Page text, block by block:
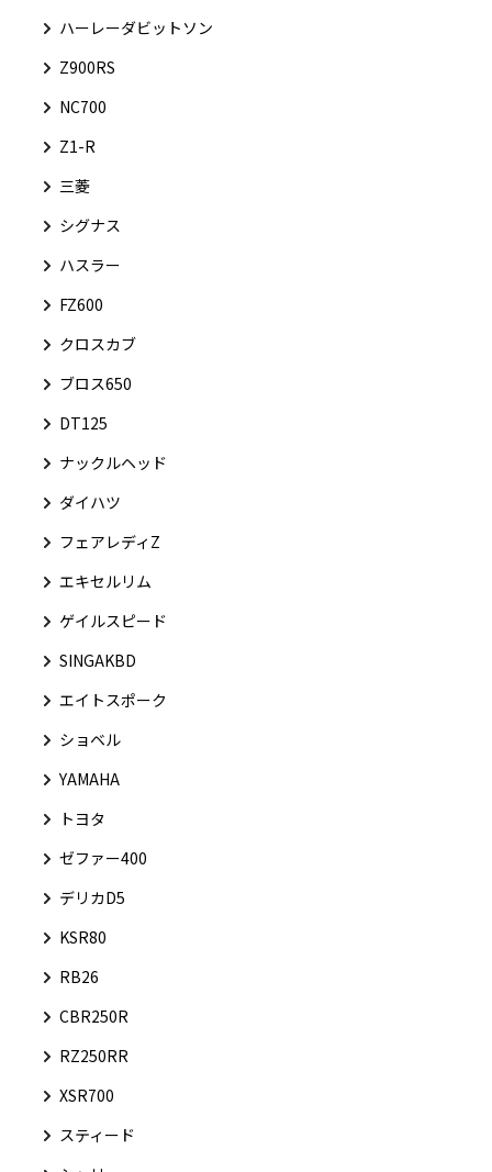
ハーレーダビットソン
Z900RS
NC700
Z1-R
三菱
シグナス
ハスラー
FZ600
クロスカブ
ブロス650
DT125
ナックルヘッド
ダイハツ
フェアレディZ
エキセルリム
ゲイルスピード
SINGAKBD
エイトスポーク
ショベル
YAMAHA
トヨタ
ゼファー400
デリカD5
KSR80
RB26
CBR250R
RZ250RR
XSR700
スティード